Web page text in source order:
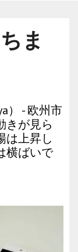
ま
） - 欧州市
きが見ら
は上昇し
横ばいで